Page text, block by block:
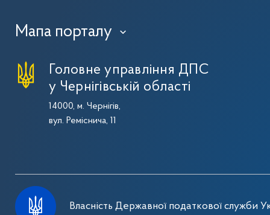
Мапа порталу ›
Головне управління ДПС
у Чернігівській області
14000, м. Чернігів,
вул. Реміснича, 11
Власність Державної податкової служби